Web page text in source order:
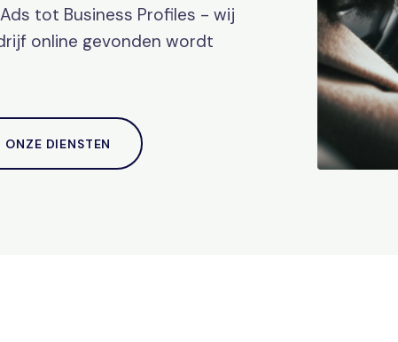
tot Business Profiles - wij
online gevonden wordt
ONZE DIENSTEN